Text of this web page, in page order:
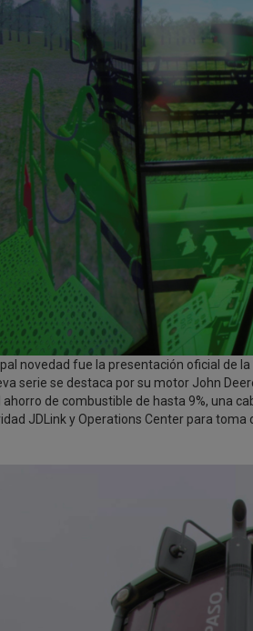
novedad fue la presentación oficial de
serie se destaca por su motor John
ahorro de combustible de hasta 9%, una
JDLink y Operations Center para toma